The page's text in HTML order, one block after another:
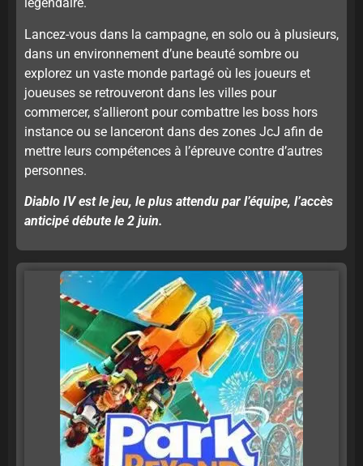
Lancez-vous dans la campagne, en solo ou à plusieurs,
dans un environnement d’une beauté sombre ou
explorez un vaste monde partagé où les joueurs et
joueuses se retrouveront dans les villes pour
commercer, s’allieront pour combattre les boss hors
instance ou se lanceront dans des zones JcJ afin de
mettre leurs compétences à l’épreuve contre d’autres
personnes.
Diablo IV est le jeu, le plus attendu par l’équipe, l’accès
anticipé débute le 2 juin.